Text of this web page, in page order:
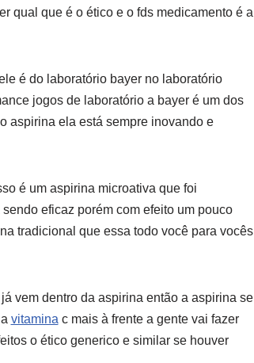
qual que é o ético e o fds medicamento é a
é do laboratório bayer no laboratório
jogos de laboratório a bayer é um dos
aspirina ela está sempre inovando e
é um aspirina microativa que foi
eficaz porém com efeito um pouco
tradicional que essa todo você para vocês
vem dentro da aspirina então a aspirina se
vitamina c mais à frente a gente vai fazer
o ético generico e similar se houver